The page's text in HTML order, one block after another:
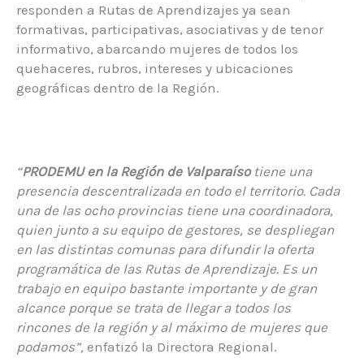
responden a Rutas de Aprendizajes ya sean
formativas, participativas, asociativas y de tenor
informativo, abarcando mujeres de todos los
quehaceres, rubros, intereses y ubicaciones
geográficas dentro de la Región.
“PRODEMU en la Región de Valparaísotiene una
presencia descentralizada en todo el territorio. Cada
una de las ocho provincias tiene una coordinadora,
quien junto a su equipo de gestores, se despliegan
en las distintas comunas para difundir la oferta
programática de las Rutas de Aprendizaje. Es un
trabajo en equipo bastante importante y de gran
alcance porque se trata de llegar a todos los
rincones de la región y al máximo de mujeres que
podamos”, enfatizó la Directora Regional.